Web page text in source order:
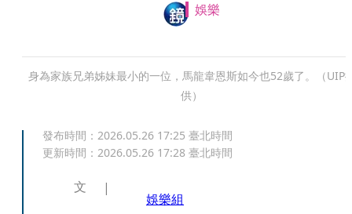
娛樂
身為家族兄弟姊妹最小的一位，馬龍韋恩斯如今也52歲了。（UIP
供）
發布時間： 2026.05.26 17:25 臺北時間
更新時間： 2026.05.26 17:28 臺北時間
文
娛樂組